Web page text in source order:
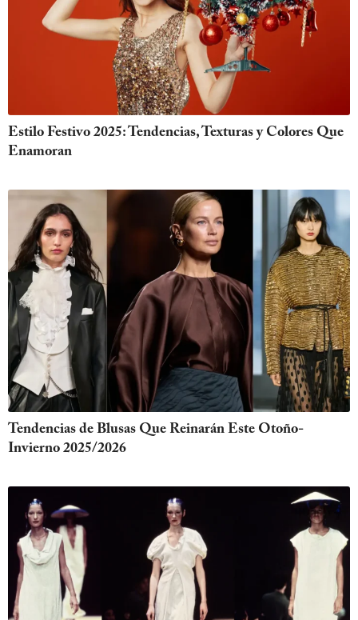
Estilo Festivo 2025: Tendencias, Texturas y Colores Que
Enamoran
Tendencias de Blusas Que Reinarán Este Otoño-
Invierno 2025/2026